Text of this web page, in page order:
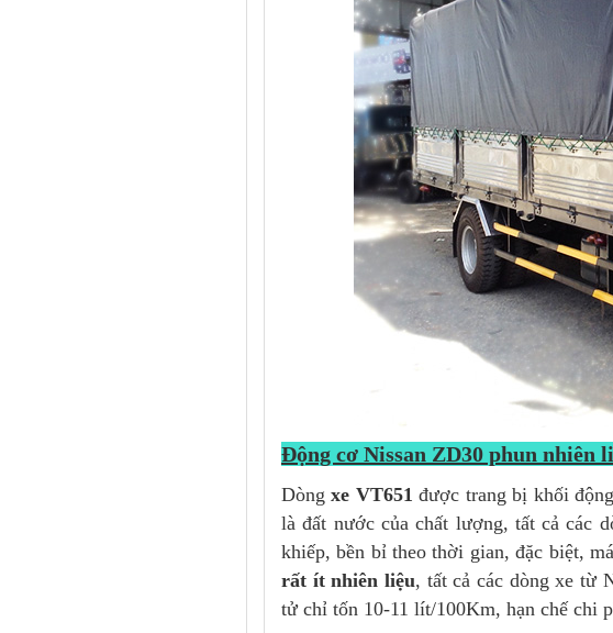
Động cơ Nissan ZD30 phun nhiên
Dòngxe VT651được trang bị khối động
là đất nước của chất lượng, tất cả các
khiếp, bền bỉ theo thời gian, đặc biệt,
rất ít nhiên liệu , tất cả các dòng xe từ
tử chỉ tốn 10-11 lít/100Km, hạn chế chi